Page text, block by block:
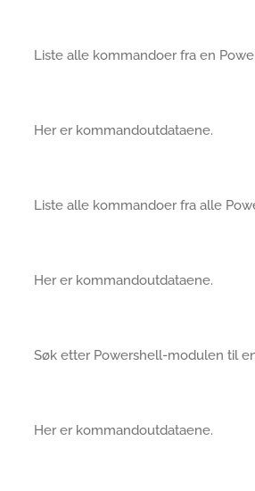
Liste alle kommandoer fra en
Her er kommandoutdataene.
Liste alle kommandoer fra alle
Her er kommandoutdataene.
Søk etter Powershell-modulen til
Her er kommandoutdataene.